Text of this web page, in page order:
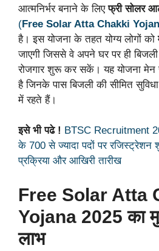
आत्मनिर्भर बनाने के लिएफ्री सोलर
(Free Solar Atta Chakki
है। इस योजना के तहत योग्य लोगों को
जाएगी जिससे वे अपने घर पर ही
रोजगार शुरू कर सकें। यह योजना मेन
है जिनके पास बिजली की सीमित
में रहते हैं।
इसे भी पढे ! BTSC Recruitment
के 700 से ज्यादा पदों पर
प्रक्रिया और आखिरी तारीख
Free Solar Atta
Yojana 2025 का
लाभ